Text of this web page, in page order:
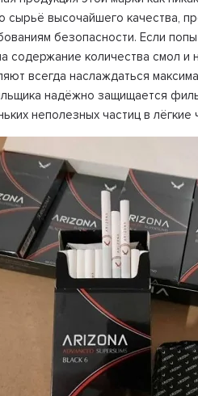
сырьё высочайшего качества,
безопасности. Если
содержание количества смол и
всегда наслаждаться
надёжно защищается
неполезных частиц в лёгкие